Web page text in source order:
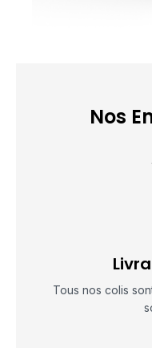
Nos
Tous nos colis